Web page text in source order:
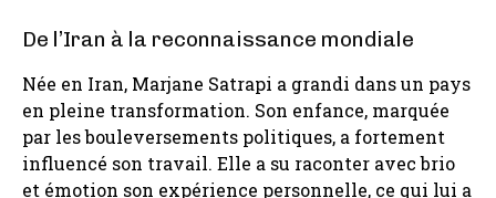
De l’Iran à la reconnaissance mondiale
Née en Iran, Marjane Satrapi a grandi dans un pays
en pleine transformation. Son enfance, marquée
par les bouleversements politiques, a fortement
influencé son travail. Elle a su raconter avec brio
et émotion son expérience personnelle, ce qui lui a